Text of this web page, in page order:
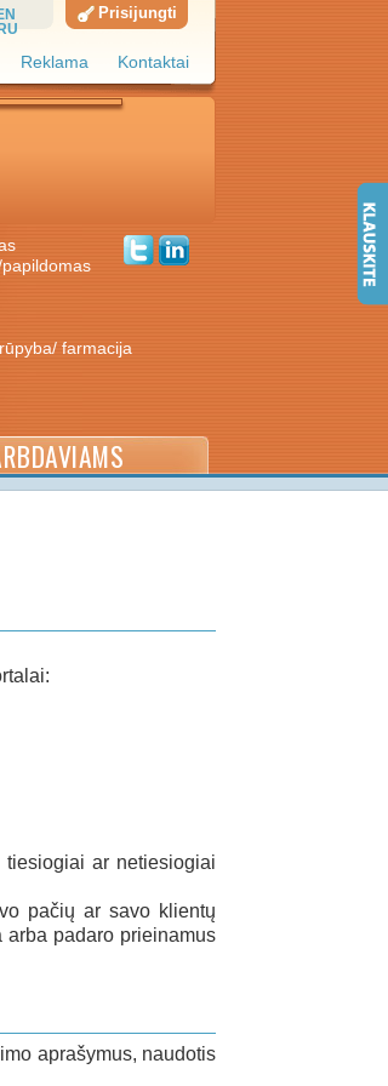
Reklama Kontaktai
RU
Prisijungti
farmacija
ar netiesiogiai
pačių ar savo klientų
padaro prieinamus
aprašymus, naudotis